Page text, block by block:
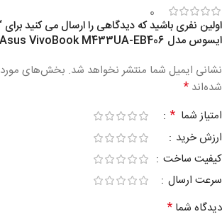
0
ایسوس مدل Asus VivoBook M433UA-EB406”
نشانی ایمیل شما منتشر نخواهد شد. بخش‌های
شده‌اند *
امتیاز شما *
ارزش خرید
کیفیت ساخت
سرعت ارسال
دیدگاه شما *